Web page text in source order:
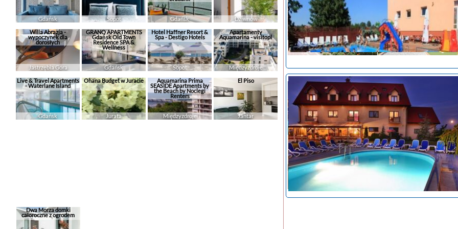
tanie noclegi
Gdańsk Sopot Gdańsk
Dziwnów
Willa Abrazja -
wypoczynek dla
dorosłych
Jastrzębia Góra
GRANO APARTMENTS
Gdańsk Old Town
Residence SPA &
Wellness
Gdańsk
Hotel Haffner Resort &
Spa - Destigo Hotels
Sopot
Apartamenty
Aquamarina - visitopl
Międzyzdroje
Live & Travel Apartments
- Waterlane Island
Gdańsk
Ohana Budget w Juracie
Jurata
Aquamarina Prima
SEASIDE Apartments by
the Beach by Noclegi
Renters
Międzyzdroje
El Piso
Jantar
Dwa Morza domki
całoroczne z ogrodem